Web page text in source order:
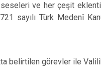
ve her çeşit
sayılı Türk Medenî
görevler ile